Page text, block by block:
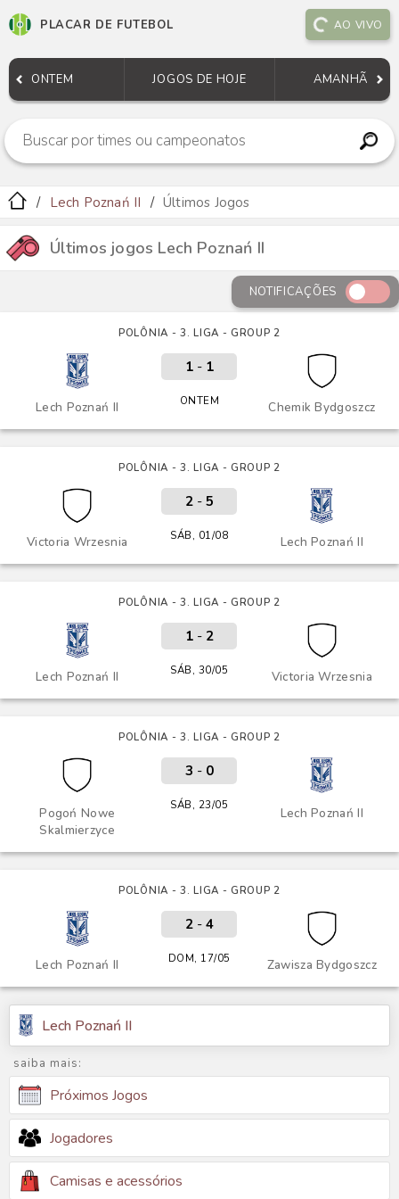
PLACAR DE FUTEBOL AO VIVO
ONTEM JOGOS DE HOJE AMANHÃ
Lech Poznań II Últimos Jogos
Últimos jogos Lech Poznań II
NOTIFICAÇÕES
POLÔNIA - 3. LIGA - GROUP 2
Lech Poznań II Chemik Bydgoszcz
1- 1
ONTEM
POLÔNIA - 3. LIGA - GROUP 2
Victoria Wrzesnia Lech Poznań II
2- 5
SÁB, 01/08
POLÔNIA - 3. LIGA - GROUP 2
Lech Poznań II Victoria Wrzesnia
1- 2
SÁB, 30/05
POLÔNIA - 3. LIGA - GROUP 2
Pogoń Nowe
Skalmierzyce
Lech Poznań II
3 - 0
SÁB, 23/05
POLÔNIA - 3. LIGA - GROUP 2
Lech Poznań II Zawisza Bydgoszcz
2- 4
DOM, 17/05
Lech Poznań II
saiba mais:
Próximos Jogos
Jogadores
Camisas e acessórios